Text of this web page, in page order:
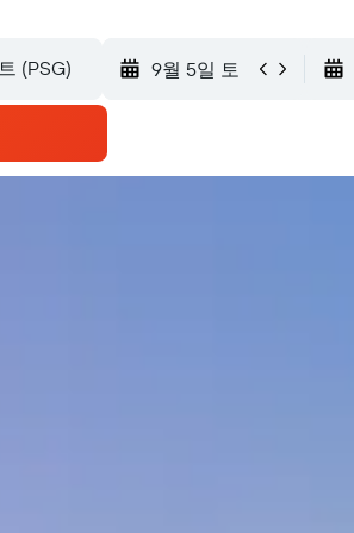
9월 5일 토